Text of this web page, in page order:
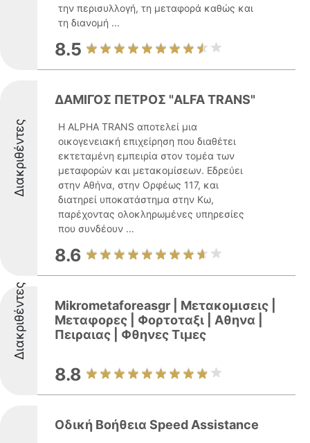
την περισυλλογή, τη μεταφορά καθώς και
τη διανομή ...
8.5
Διακριθέντες
ΔΑΜΙΓΟΣ ΠΕΤΡΟΣ "ALFA TRANS"
Η ALPHA TRANS αποτελεί μια
οικογενειακή επιχείρηση που διαθέτει
εκτεταμένη εμπειρία στον τομέα των
μεταφορών και μετακομίσεων. Εδρεύει
στην Αθήνα, στην Ορφέως 117, και
διατηρεί υποκατάστημα στην Κω,
παρέχοντας ολοκληρωμένες υπηρεσίες
που συνδέουν ...
8.6
Διακριθέντες
Mikrometaforeasgr | Mετακομισεις |
Μεταφορες | Φορτοταξι | Αθηνα |
Πειραιας | Φθηνες Τιμες
8.8
Οδική Βοήθεια Speed Assistance